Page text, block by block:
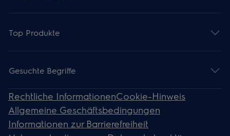
Top Produkte
Gesuchte Begriffe
Rechtliche InformationenCookie-Hinweis
Allgemeine Geschäftsbedingungen
Informationen zur Barrierefreiheit